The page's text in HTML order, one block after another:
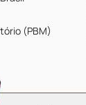
(PBM)